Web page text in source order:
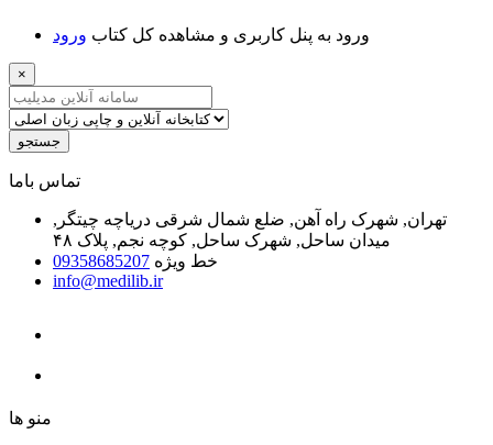
ﻭﺭﻭﺩ ﺑﻪ ﭘﻨﻞ ﮐﺎﺭﺑﺮﯼ ﻭ ﻣﺸﺎﻫﺪﻩ ﮐﻞ ﮐﺘﺎﺏ ﻭﺭﻭﺩ
×
جستجو
ﺗﻤﺎﺱ ﺑﺎﻣﺎ
تهران, شهرک راه آهن, ضلع شمال شرقی دریاچه چیتگر,
میدان ساحل, شهرک ساحل, کوچه نجم, پلاک ۴۸
خط ویژه 09358685207
info@medilib.ir
ﻣﻨﻮ ﻫﺎ